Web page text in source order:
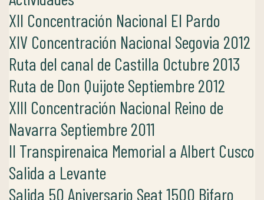
XII Concentración Nacional El Pardo
XIV Concentración Nacional Segovia 2012
Ruta del canal de Castilla Octubre 2013
Ruta de Don Quijote Septiembre 2012
XIII Concentración Nacional Reino de
Navarra Septiembre 2011
II Transpirenaica Memorial a Albert Cusco
Salida a Levante
Salida 50 Aniversario Seat 1500 Bifaro